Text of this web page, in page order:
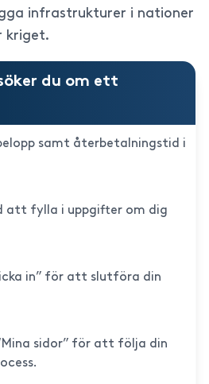
infrastrukturer i nationer
kriget.
du om ett
samt återbetalningstid i
att fylla i uppgifter om dig
in” för att slutföra din
sidor” för att följa din